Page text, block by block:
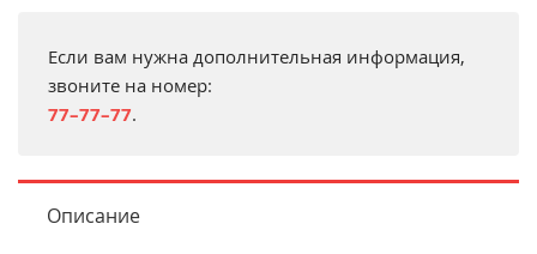
Если вам нужна дополнительная информация,
звоните на номер:
77–77–77.
Описание